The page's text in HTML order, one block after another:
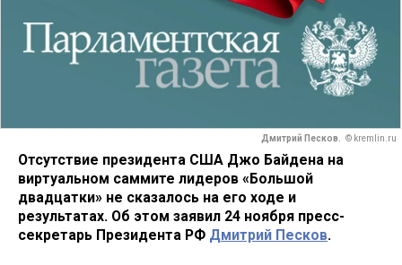
Дмитрий Песков. © kremlin.ru
Отсутствие президента США Джо Байдена на
виртуальном саммите лидеров «Большой
двадцатки» не сказалось на его ходе и
результатах. Об этом заявил 24 ноября пресс-
секретарь Президента РФ Дмитрий Песков.